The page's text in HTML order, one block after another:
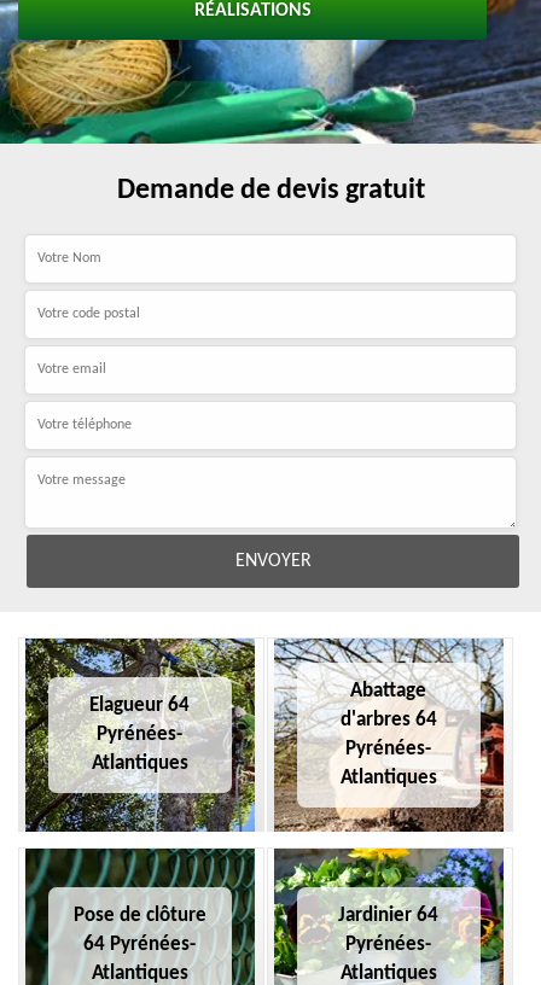
RÉALISATIONS
Demande de devis gratuit
Elagueur 64
Pyrénées-
Atlantiques
Abattage
d'arbres 64
Pyrénées-
Atlantiques
Pose de clôture
64 Pyrénées-
Atlantiques
Jardinier 64
Pyrénées-
Atlantiques